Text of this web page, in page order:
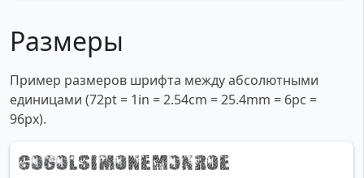
Размеры
Пример размеров шрифта между абсолютными
единицами (72pt = 1in = 2.54cm = 25.4mm = 6pc =
96px).